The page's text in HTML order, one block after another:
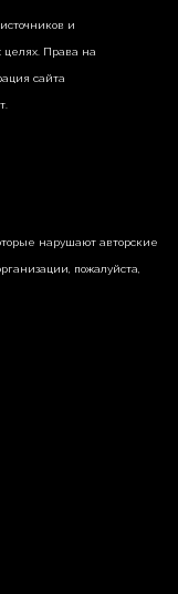
и
целях. Права на
сайта
нарушают авторские
пожалуйста,